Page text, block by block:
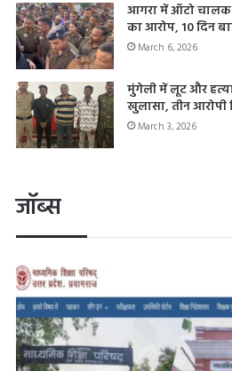
आगरा में ऑटो चालक
का आरोप, 10 दिन
March 6, 2026
मुंगेली में लूट और
खुलासा, तीन आरोपी
March 3, 2026
जॉब्स